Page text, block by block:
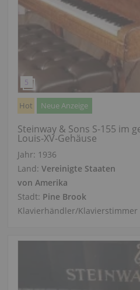
Hot Neue Anzeige
Steinway & Sons S-155 im
Louis‑XV‑Gehäuse
Jahr: 1936
Land: Vereinigte Staaten
von Amerika
Stadt: Pine Brook
Klavierhändler/Klavierstimmer